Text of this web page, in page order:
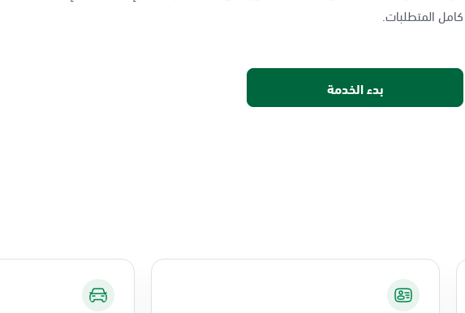
كامل المتطلبات.
بدء الخدمة